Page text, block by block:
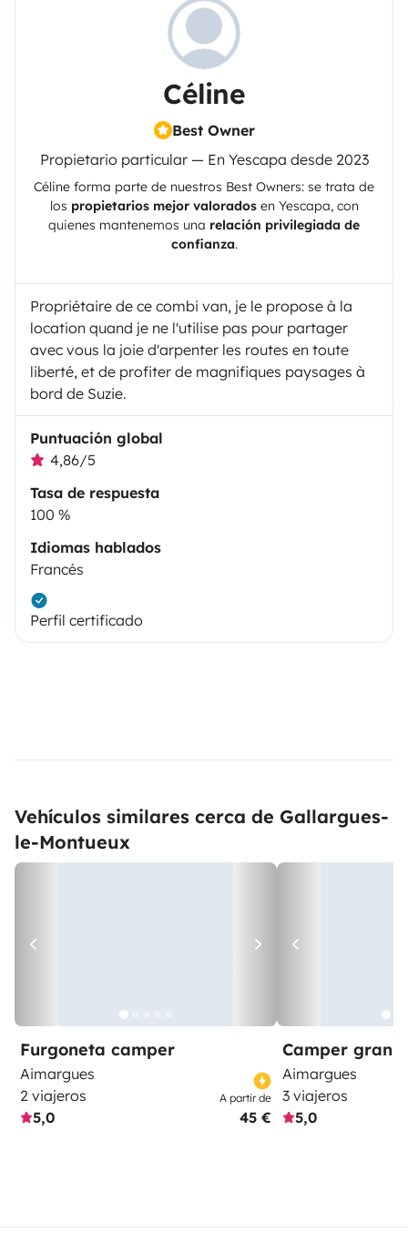
Céline
Best Owner
Propietario particular — En Yescapa desde 2023
Céline forma parte de nuestros Best Owners: se trata de
los propietarios mejor valoradosen Yescapa, con
quienes mantenemos una relación privilegiada de
confianza.
Propriétaire de ce combi van, je le propose à la
location quand je ne l'utilise pas pour partager
avec vous la joie d'arpenter les routes en toute
liberté, et de profiter de magnifiques paysages à
bord de Suzie.
Puntuación global
4,86/5
Tasa de respuesta
100 %
Idiomas hablados
Francés
Perfil certificado
Vehículos similares cerca de Gallargues-
le-Montueux
Furgoneta camper
Aimargues
2 viajeros
5,0
A partir de
45 €
Camper gran
Aimargues
3 viajeros
5,0